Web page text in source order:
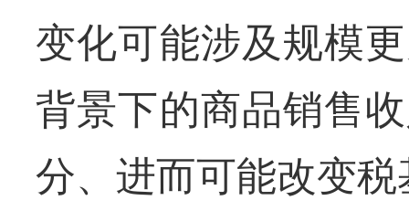
变化可能涉及规模
背景下的商品销售
分、进而可能改变